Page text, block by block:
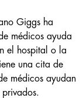
Giggs ha
médicos ayuda
el hospital o la
una cita de
médicos ayudan
privados.